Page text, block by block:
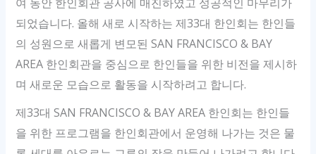
되었습니다. 올해 새로 시작하는 제33대 한인회는 한인들
의 성원으로 새롭게 변모된 SAN FRANCISCO & BAY
AREA 한인회관을 중심으로 한인들을 위한 비전을 제시하
며 새로운 모습으로 활동을 시작하려고 합니다.
제33대 SAN FRANCISCO & BAY AREA 한인회는 한인들
을 위한 프로그램을 한인회관에서 운영해 나가는 것은 물